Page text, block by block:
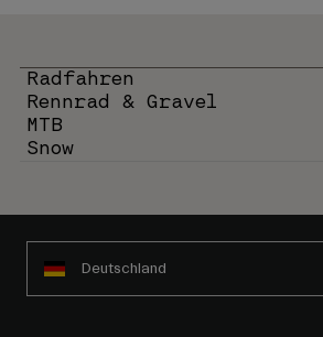
Radfahren
Rennrad & Gravel
MTB
Snow
Deutschland